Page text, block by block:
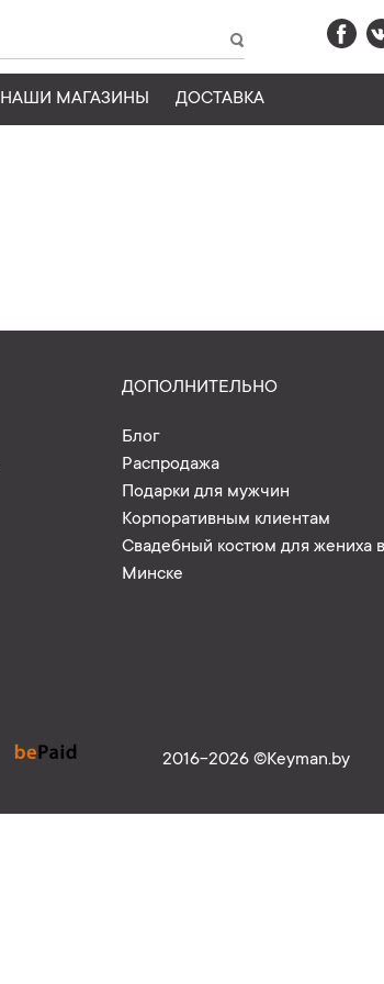
НАШИ МАГАЗИНЫ ДОСТАВКА
ДОПОЛНИТЕЛЬНО
Блог
Распродажа
Подарки для мужчин
Корпоративным клиентам
Свадебный костюм для жениха в
Минске
2016-2026 ©Keyman.by